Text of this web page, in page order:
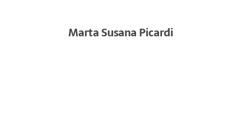
Marta Susana Picardi